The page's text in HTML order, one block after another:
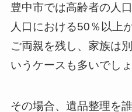
豊中市では高齢者の人
人口における50％以上
ご両親を残し、家族は
いうケースも多いでしょ
その場合、遺品整理を